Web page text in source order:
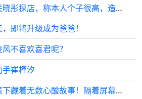
网友在巴黎偶遇了关晓彤探店，称本人个子很高，造型很好看，性格很好
即将升级成为爸爸！
不喜欢喜君呢？
崔槿汐
姐姐清冷坚强的外表下藏着无数心酸故事！隔着屏幕都能感受到那份心疼！